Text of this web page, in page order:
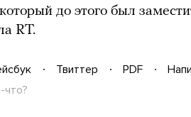
до этого был
RT.
Твиттер PDF
что?